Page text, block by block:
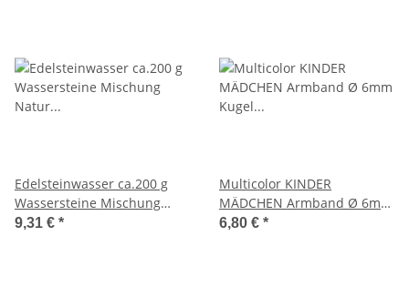
Edelsteinwasser ca.200 g
Wassersteine Mischung
Natur Rohsteine Bergkristall
9,31 € *
Multicolor KINDER
MÄDCHEN Armband Ø 6mm
Kugel auf Stretchband ca.
6,80 € *